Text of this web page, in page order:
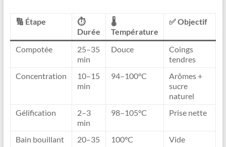
🔢 Étape
⏱️
Durée
🌡️
Température
✅ Objectif
Compotée
25–35
min
Douce
Coings
tendres
Concentration
10–15
min
94–100°C
Arômes +
sucre
naturel
Gélification
2–3
min
98–105°C Prise nette
Bain bouillant
20–35
100°C
Vide